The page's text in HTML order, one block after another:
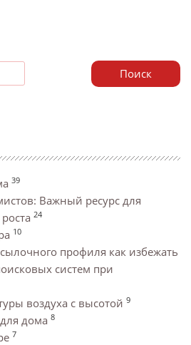
Поиск
39
Важный ресурс для
24
10
профиля как избежать
систем при
воздуха с высотой 9
дома 8
7